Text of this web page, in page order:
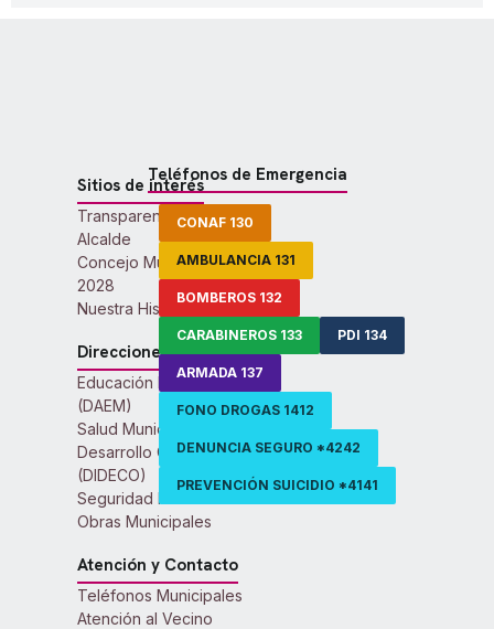
Sitios de interés
Transparencia Activa
Alcalde
Concejo Municipal 2024-
2028
Nuestra Historia
Direcciones Municipales
Educación Municipal
(DAEM)
Salud Municipal
Desarrollo Comunitario
(DIDECO)
Seguridad Pública
Obras Municipales
Atención y Contacto
Teléfonos Municipales
Atención al Vecino
Teléfonos de Emergencia
CONAF 130
AMBULANCIA 131
BOMBEROS 132
CARABINEROS 133 PDI 134
ARMADA 137
FONO DROGAS 1412
DENUNCIA SEGURO *4242
PREVENCIÓN SUICIDIO *4141